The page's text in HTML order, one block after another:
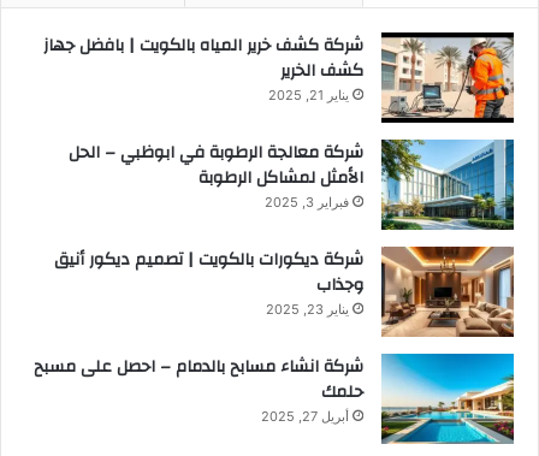
شركة كشف خرير المياه بالكويت | بافضل جهاز
كشف الخرير
يناير 21, 2025
شركة معالجة الرطوبة في ابوظبي – الحل
الأمثل لمشاكل الرطوبة
فبراير 3, 2025
شركة ديكورات بالكويت | تصميم ديكور أنيق
وجذاب
يناير 23, 2025
شركة انشاء مسابح بالدمام – احصل على مسبح
حلمك
أبريل 27, 2025